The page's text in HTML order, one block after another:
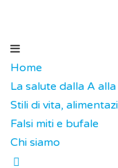
Home
La salute dalla A alla
Stili di vita,
Falsi miti e bufale
Chi siamo